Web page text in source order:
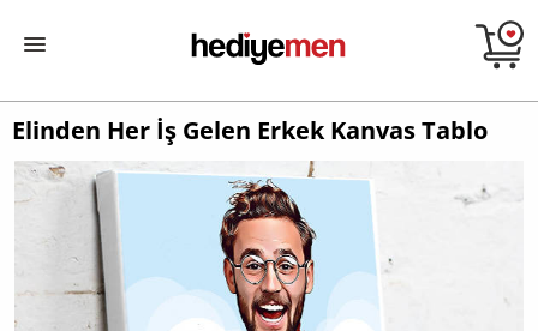
Elinden Her İş Gelen Erkek Kanvas Tablo